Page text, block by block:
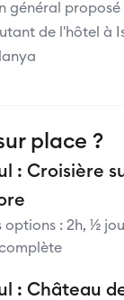
général
de l'hôtel à
place ?
: Croisière
options : 2h, ½
: Château